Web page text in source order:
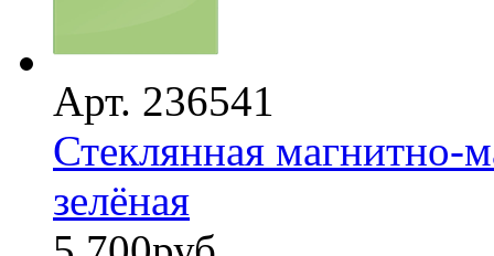
Арт. 236541
Стеклянная магнитно-
зелёная